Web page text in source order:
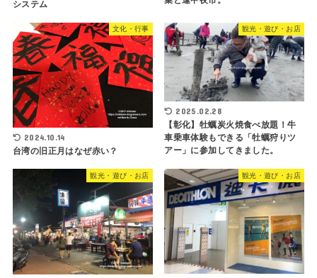
システム
文化・行事
2024.10.14
台湾の旧正月はなぜ赤い？
観光・遊び・お店
2025.02.28
【彰化】牡蠣炭火焼食べ放題！牛
車乗車体験もできる「牡蠣狩りツ
アー」に参加してきました。
観光・遊び・お店 観光・遊び・お店